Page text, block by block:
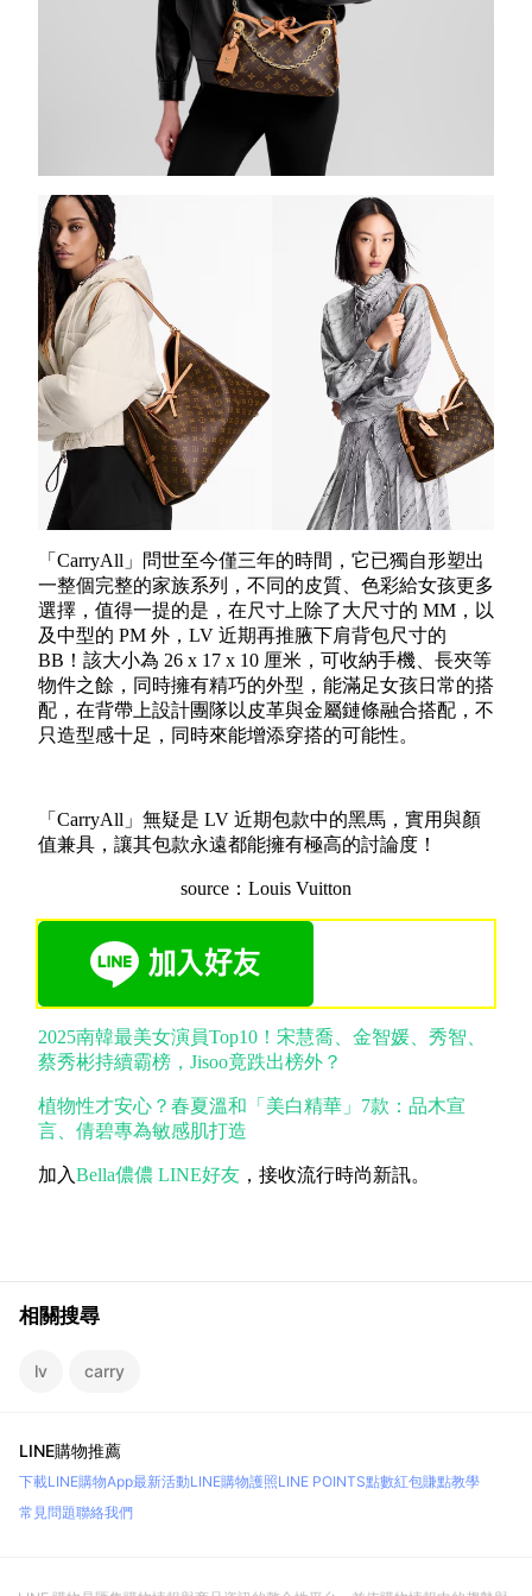
「CarryAll」問世至今僅三年的時間，它已獨自形塑出
一整個完整的家族系列，不同的皮質、色彩給女孩更多
選擇，值得一提的是，在尺寸上除了大尺寸的 MM，以
及中型的 PM 外，LV 近期再推腋下肩背包尺寸的
BB！該大小為 26 x 17 x 10 厘米，可收納手機、長夾等
物件之餘，同時擁有精巧的外型，能滿足女孩日常的搭
配，在背帶上設計團隊以皮革與金屬鏈條融合搭配，不
只造型感十足，同時來能增添穿搭的可能性。
「CarryAll」無疑是 LV 近期包款中的黑馬，實用與顏
值兼具，讓其包款永遠都能擁有極高的討論度！
source：Louis Vuitton
2025南韓最美女演員Top10！宋慧喬、金智媛、秀智、
蔡秀彬持續霸榜，Jisoo竟跌出榜外？
植物性才安心？春夏溫和「美白精華」7款：品木宣
言、倩碧專為敏感肌打造
加入Bella儂儂 LINE好友 ，接收流行時尚新訊。
相關搜尋
lv carry
LINE購物推薦
下載LINE購物App最新活動LINE購物護照LINE POINTS點數紅包賺點教學
常見問題聯絡我們